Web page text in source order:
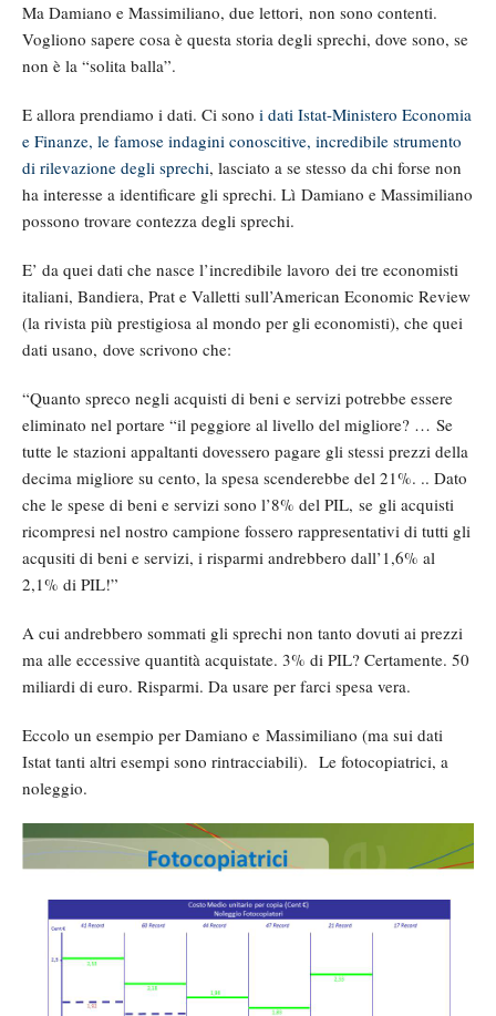
Ma Damiano e Massimiliano, due lettori, non sono contenti.
Vogliono sapere cosa è questa storia degli sprechi, dove sono, se
non è la “solita balla”.
E allora prendiamo i dati. Ci sono i dati Istat-Ministero Economia
e Finanze, le famose indagini conoscitive, incredibile strumento
di rilevazione degli sprechi, lasciato a se stesso da chi forse non
ha interesse a identificare gli sprechi. Lì Damiano e Massimiliano
possono trovare contezza degli sprechi.
E’ da quei dati che nasce l’incredibile lavoro dei tre economisti
italiani, Bandiera, Prat e Valletti sull’American Economic Review
(la rivista più prestigiosa al mondo per gli economisti), che quei
dati usano, dove scrivono che:
“Quanto spreco negli acquisti di beni e servizi potrebbe essere
eliminato nel portare “il peggiore al livello del migliore? … Se
tutte le stazioni appaltanti dovessero pagare gli stessi prezzi della
decima migliore su cento, la spesa scenderebbe del 21%. .. Dato
che le spese di beni e servizi sono l’8% del PIL, se gli acquisti
ricompresi nel nostro campione fossero rappresentativi di tutti gli
acqusiti di beni e servizi, i risparmi andrebbero dall’1,6% al
2,1% di PIL!”
A cui andrebbero sommati gli sprechi non tanto dovuti ai prezzi
ma alle eccessive quantità acquistate. 3% di PIL? Certamente. 50
miliardi di euro. Risparmi. Da usare per farci spesa vera.
Eccolo un esempio per Damiano e Massimiliano (ma sui dati
Istat tanti altri esempi sono rintracciabili). Le fotocopiatrici, a
noleggio.